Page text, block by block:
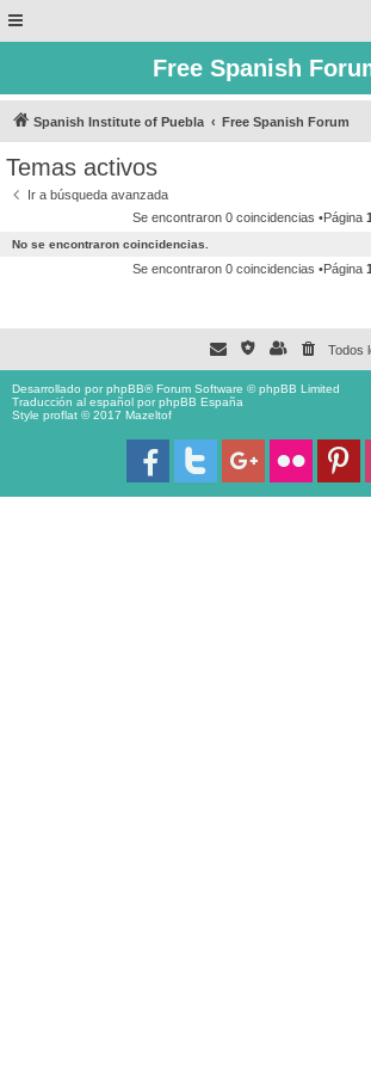
Free Spanish
Spanish Institute of Puebla Free Spanish Forum
Temas activos
Ir a búsqueda avanzada
Se encontraron 0 coincidencias •Página 1
No se encontraron coincidencias.
Se encontraron 0 coincidencias •Página 1
Todos
Desarrollado porphpBB® Forum Software © phpBB Limited
Traducción al español porphpBB España
Style proflat © 2017 Mazeltof